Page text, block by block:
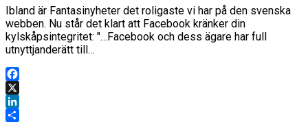
Ibland är Fantasinyheter det roligaste vi har på den svenska
webben. Nu står det klart att Facebook kränker din
kylskåpsintegritet: "…Facebook och dess ägare har full
utnyttjanderätt till…
Facebook
X
LinkedIn